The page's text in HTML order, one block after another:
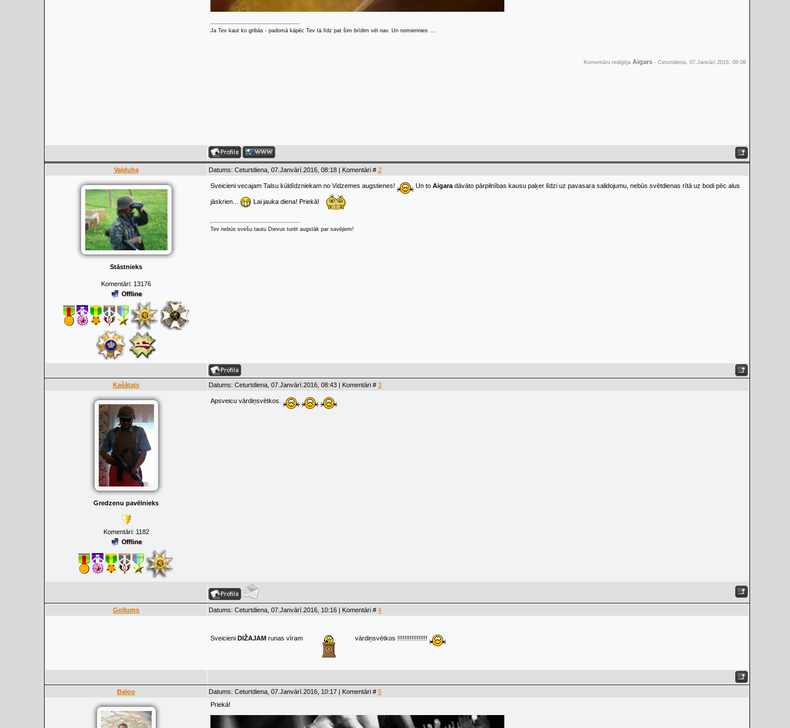
Ja Tev kaut ko gribās - padomā kāpēc Tev tā līdz pat šim brīdim vēl nav. Un nomierinies ...
Komentāru rediģēja Aigars - Ceturtdiena, 07.Janvārī.2016, 08:06
Valduha Datums: Ceturtdiena, 07.Janvārī.2016, 08:18 | Komentāri # 2
Stāstnieks
Komentāri: 13176
Sveicieni vecajam Talsu kūldīdzniekam no Vidzemes augstienes! Un to Aigara dāvāto pārpilnības kausu paķer līdzi uz pavasara salidojumu, nebūs svētdienas rītā uz bodi pēc alus
jāskrien... Lai jauka diena! Priekā!
Tev nebūs svešu tautu Dievus turēt augstāk par savējiem!
Kašātajs Datums: Ceturtdiena, 07.Janvārī.2016, 08:43 | Komentāri # 3
Gredzenu pavēlnieks
Komentāri: 1182
Apsveicu vārdiņsvētkos.
Gollums Datums: Ceturtdiena, 07.Janvārī.2016, 10:16 | Komentāri # 4
Sveicieni DIŽAJAM runas vīram vārdiņsvētkos !!!!!!!!!!!!!!!!!
Baloo Datums: Ceturtdiena, 07.Janvārī.2016, 10:17 | Komentāri # 5
Priekā!